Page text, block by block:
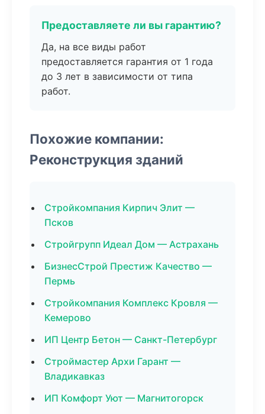
Предоставляете ли вы гарантию?
Да, на все виды работ
предоставляется гарантия от 1 года
до 3 лет в зависимости от типа
работ.
Похожие компании:
Реконструкция зданий
Стройкомпания Кирпич Элит —
Псков
Стройгрупп Идеал Дом — Астрахань
БизнесСтрой Престиж Качество —
Пермь
Стройкомпания Комплекс Кровля —
Кемерово
ИП Центр Бетон — Санкт-Петербург
Строймастер Архи Гарант —
Владикавказ
ИП Комфорт Уют — Магнитогорск